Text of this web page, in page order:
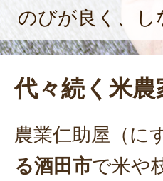
のびが良く、し
代々続く米
農業仁助屋（に
る酒田市で米や